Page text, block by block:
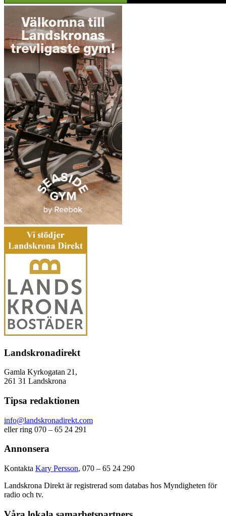
Landskronadirekt
Gamla Kyrkogatan 21,
261 31 Landskrona
Tipsa redaktionen
info@landskronadirekt.com
eller ring 070 – 65 24 291
Annonsera
Kontakta Kary Persson, 070 – 65 24 290
Landskrona Direkt är registrerad som databas hos Myndigheten för
radio och tv.